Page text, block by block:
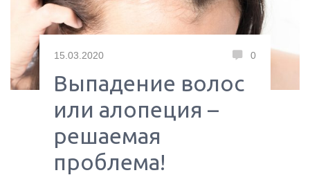
15.03.2020 0
Выпадение волос
или алопеция –
решаемая
проблема!